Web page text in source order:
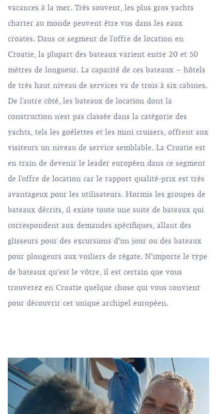
vacances à la mer. Très souvent, les plus gros yachts
charter au monde peuvent être vus dans les eaux
croates. Dans ce segment de l'offre de location en
Croatie, la plupart des bateaux varient entre 20 et 50
mètres de longueur. La capacité de ces bateaux – hôtels
de très haut niveau de services va de trois à six cabines.
De l'autre côté, les bateaux de location dont la
construction n'est pas classée dans la catégorie des
yachts, tels les goélettes et les mini cruisers, offrent aux
visiteurs un niveau de service semblable. La Croatie est
en train de devenir le leader européen dans ce segment
de l'offre de location car le rapport qualité-prix est très
avantageux pour les utilisateurs. Hormis les groupes de
bateaux décrits, il existe toute une suite de bateaux qui
correspondent aux demandes spécifiques, allant des
glisseurs pour des excursions d’un jour ou des bateaux
pour plongeurs aux voiliers de régate. N’importe le type
de bateaux qu’est le vôtre, il est certain que vous
trouverez en Croatie quelque chose qui vous convient
pour découvrir cet unique archipel européen.